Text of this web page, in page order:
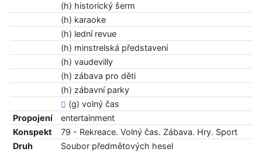
(h) historický šerm
(h) karaoke
(h) lední revue
(h) minstrelská představení
(h) vaudevilly
(h) zábava pro děti
(h) zábavní parky
(g) volný čas
Propojení
entertainment
Konspekt
79 - Rekreace. Volný čas. Zábava. Hry. Sport
Druh
Soubor předmětových hesel